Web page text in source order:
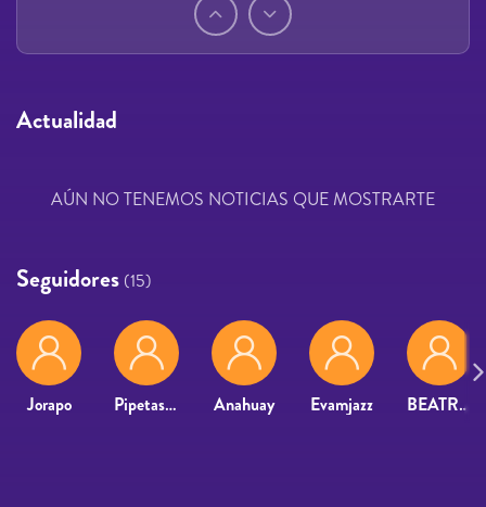
Actualidad
AÚN NO TENEMOS NOTICIAS QUE MOSTRARTE
Seguidores (15)
Jorapo Pipetas79 Anahuay Evamjazz BEATRIZ GARCIA GUTIERREZ